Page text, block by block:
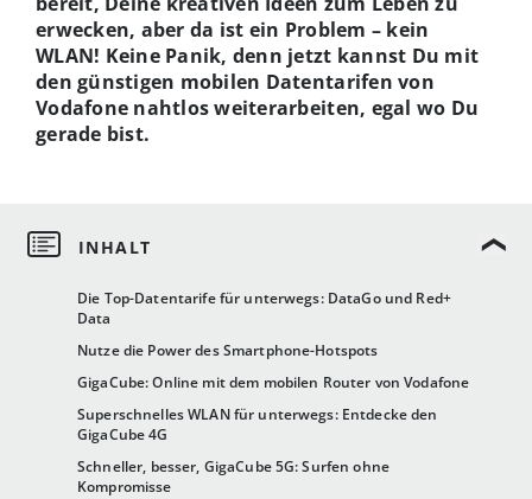
Die Top-Datentarife für unterwegs: DataGo und Red+
Data
Nutze die Power des Smartphone-Hotspots
GigaCube: Online mit dem mobilen Router von Vodafone
Superschnelles WLAN für unterwegs: Entdecke den
GigaCube 4G
Schneller, besser, GigaCube 5G: Surfen ohne
Kompromisse
erwecken, aber da ist ein Problem – kein
WLAN! Keine Panik, denn jetzt kannst Du mit
den günstigen mobilen Datentarifen von
Vodafone nahtlos weiterarbeiten, egal wo Du
gerade bist.